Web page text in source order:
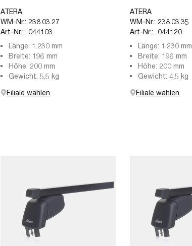
ATERA
WM-Nr.: 238.03.27
Art-Nr.:
044103
Länge: 1.230 mm
Breite: 196 mm
Höhe: 200 mm
Gewicht: 5,5 kg
Filiale wählen
ATERA
WM-Nr.: 238.03.35
Art-Nr.:
044120
Länge: 1.230 mm
Breite: 196 mm
Höhe: 200 mm
Gewicht: 4,5 kg
Filiale wählen